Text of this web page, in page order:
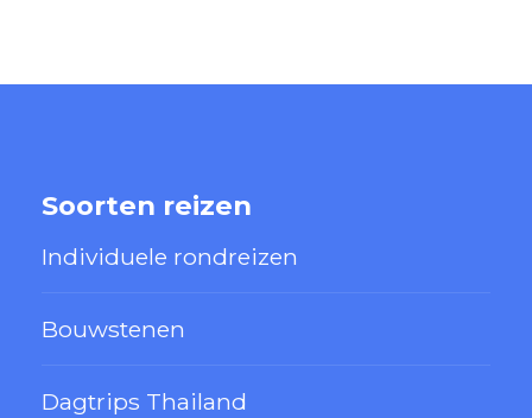
Soorten reizen
Individuele rondreizen
Bouwstenen
Dagtrips Thailand